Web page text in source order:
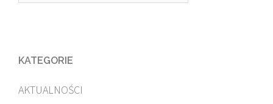
KATEGORIE
AKTUALNOŚCI